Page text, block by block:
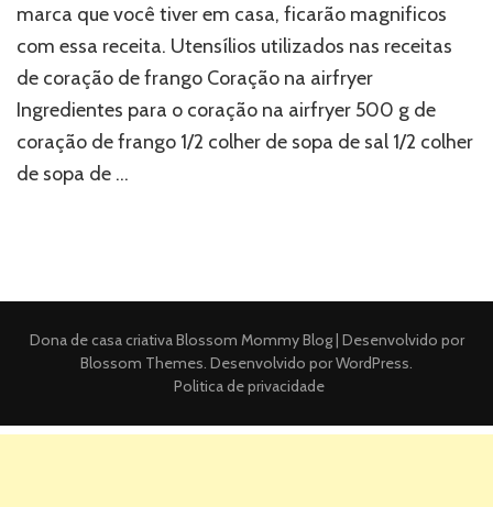
marca que você tiver em casa, ficarão magnificos
com essa receita. Utensílios utilizados nas receitas
de coração de frango Coração na airfryer
Ingredientes para o coração na airfryer 500 g de
coração de frango 1/2 colher de sopa de sal 1/2 colher
de sopa de …
Dona de casa criativaBlossom Mommy Blog | Desenvolvido por
Blossom Themes. Desenvolvido porWordPress.
Politica de privacidade